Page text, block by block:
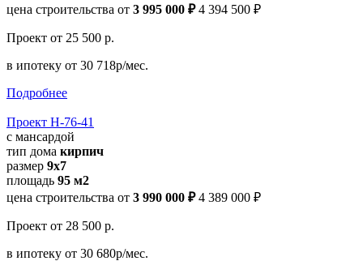
цена строительства от 3 995 000 ₽ 4 394 500 ₽
Проект от 25 500 р.
в ипотеку от 30 718р/мес.
Подробнее
Проект Н-76-41
с мансардой
тип дома кирпич
размер 9x7
площадь 95 м2
цена строительства от 3 990 000 ₽ 4 389 000 ₽
Проект от 28 500 р.
в ипотеку от 30 680р/мес.